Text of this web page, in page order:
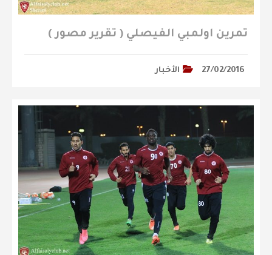
تمرين اولمبي الفيصلي ( تقرير مصور )
27/02/2016 الأخبار